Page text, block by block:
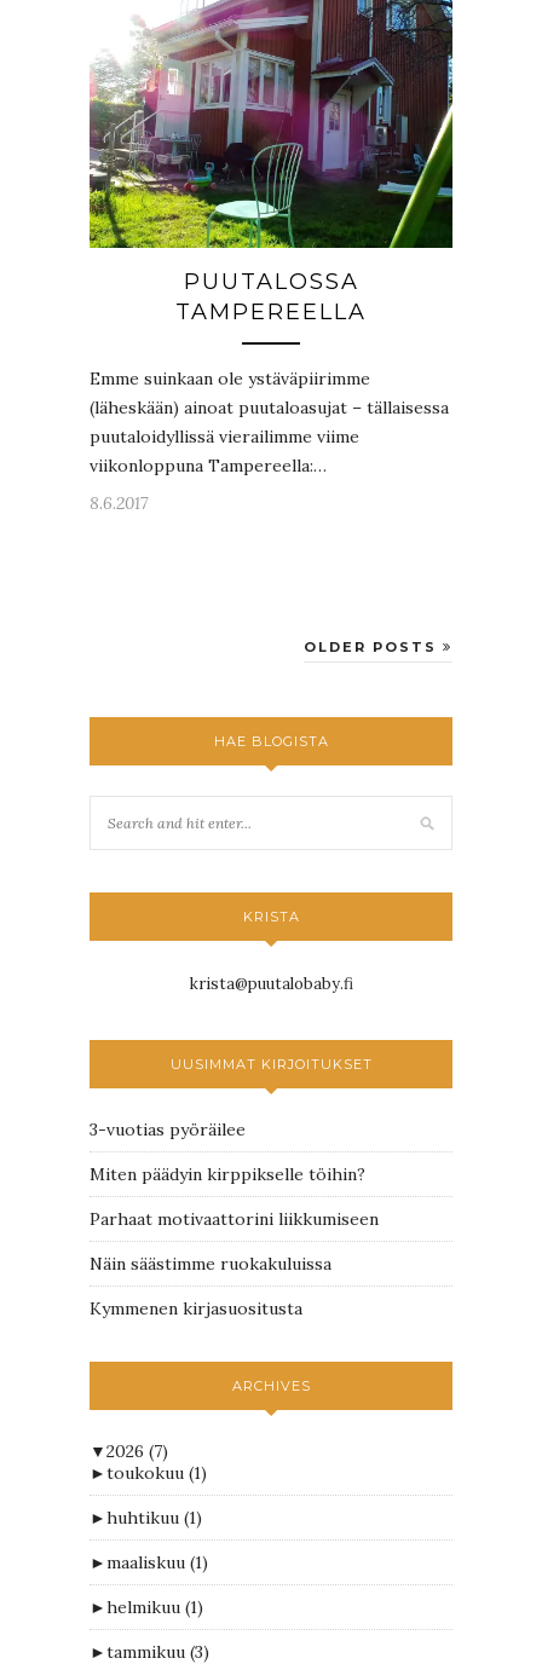
PUUTALOSSA
TAMPEREELLA
Emme suinkaan ole ystäväpiirimme
(läheskään) ainoat puutaloasujat – tällaisessa
puutaloidyllissä vierailimme viime
viikonloppuna Tampereella:…
8.6.2017
OLDER POSTS
HAE BLOGISTA
KRISTA
krista@puutalobaby.fi
UUSIMMAT KIRJOITUKSET
3-vuotias pyöräilee
Miten päädyin kirppikselle töihin?
Parhaat motivaattorini liikkumiseen
Näin säästimme ruokakuluissa
Kymmenen kirjasuositusta
ARCHIVES
▼2026 (7)
►toukokuu (1)
►huhtikuu (1)
►maaliskuu (1)
►helmikuu (1)
►tammikuu (3)